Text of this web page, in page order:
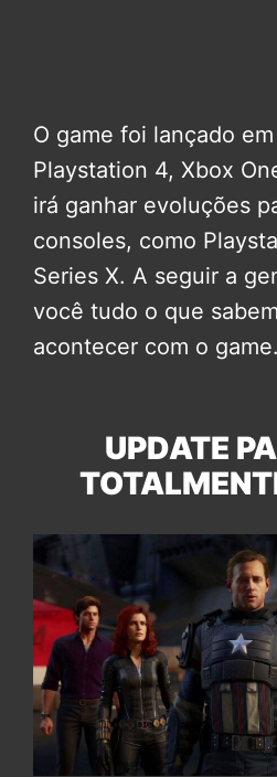
O game foi lançado
Playstation 4, Xbox
irá ganhar evoluções
consoles, como
Series X. A seguir a
você tudo o que
acontecer com o game.
UPDATE